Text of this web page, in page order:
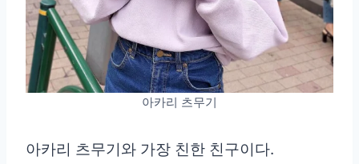
아카리 츠무기
아카리 츠무기와 가장 친한 친구이다.